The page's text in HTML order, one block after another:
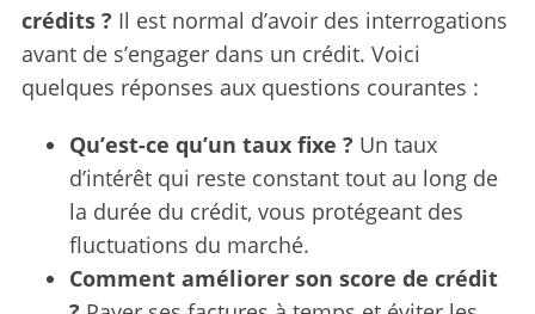
crédits ? Il est normal d’avoir des interrogations
avant de s’engager dans un crédit. Voici
quelques réponses aux questions courantes :
Qu’est-ce qu’un taux fixe ? Un taux
d’intérêt qui reste constant tout au long de
la durée du crédit, vous protégeant des
fluctuations du marché.
Comment améliorer son score de crédit